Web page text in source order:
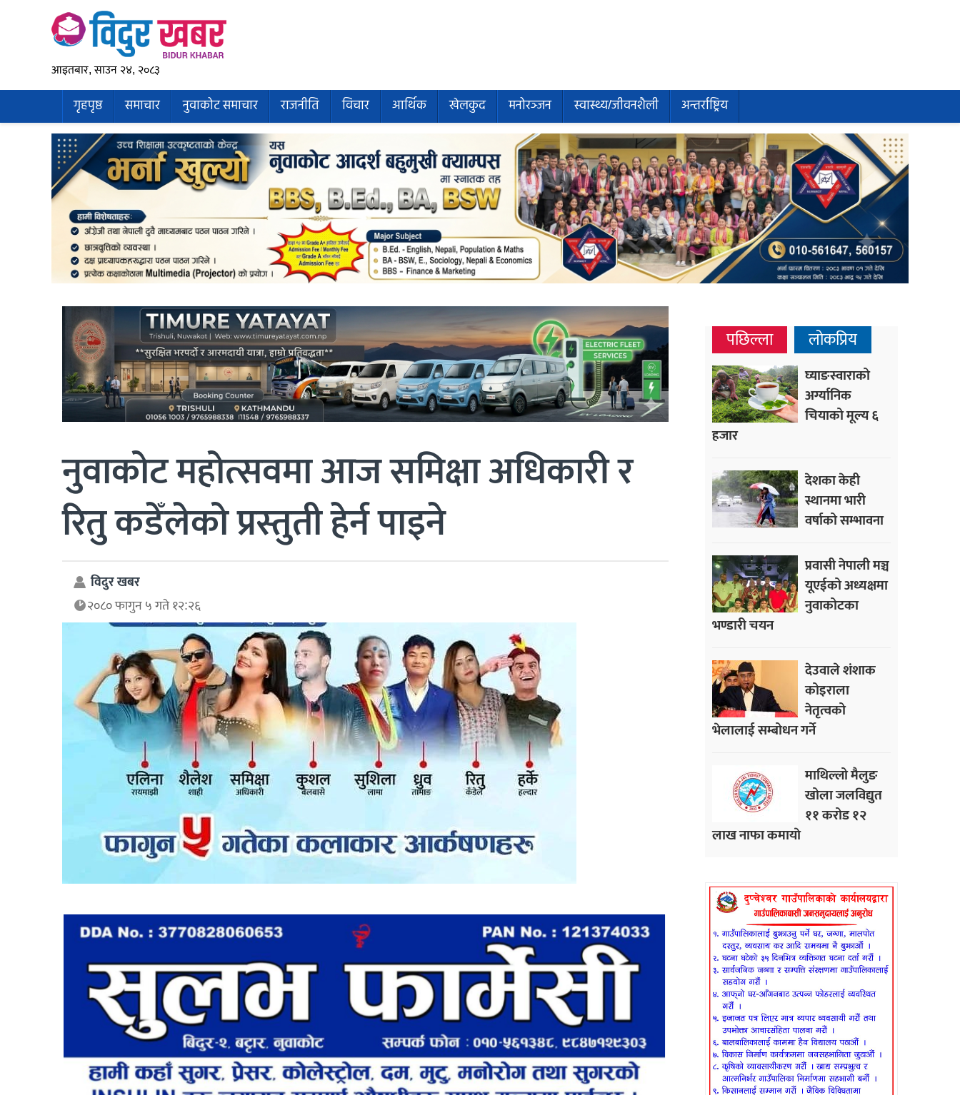
आइतबार, साउन २४, २०८३
गृहपृष्ठ समाचार नुवाकोट समाचार राजनीति विचार आर्थिक खेलकुद मनोरञ्जन स्वास्थ्य/जीवनशैली अन्तर्राष्ट्रिय
नुवाकोट महोत्सवमा आज समिक्षा अधिकारी र
रितु कडेँलेको प्रस्तुती हेर्न पाइने
विदुर खबर
२०८० फागुन ५ गते १२:२६
पछिल्ला लोकप्रिय
घ्याङस्वाराको
अर्ग्यानिक
चियाको मूल्य ६
हजार
देशका केही
स्थानमा भारी
वर्षाको सम्भावना
प्रवासी नेपाली मञ्च
यूएईको अध्यक्षमा
नुवाकोटका
भण्डारी चयन
देउवाले शंशाक
कोइराला
नेतृत्वको
भेलालाई सम्बोधन गर्ने
माथिल्लो मैलुङ
खोला जलविद्युत
११ करोड १२
लाख नाफा कमायाे